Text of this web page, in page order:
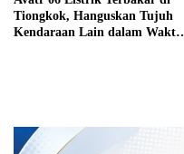
Tiongkok, Hanguskan Tujuh
Kendaraan Lain dalam Waktu